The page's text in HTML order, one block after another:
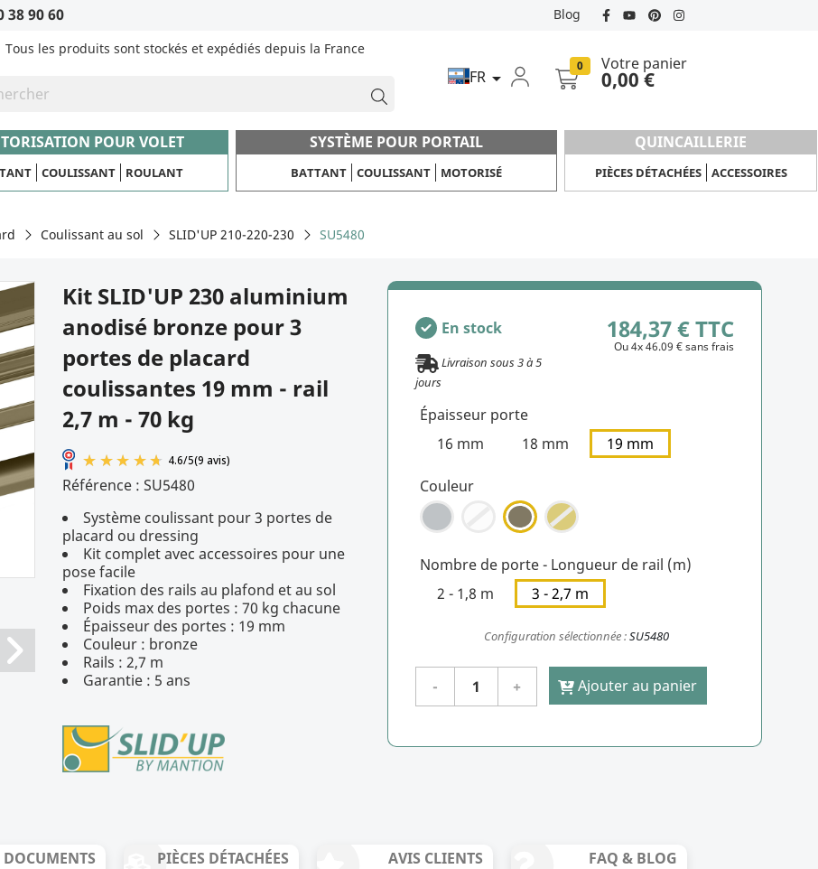
38 90 60
Blog
Tous les produits sont stockés et expédiés depuis la France
FR 
0 Votre panier
0,00 €
POUR VOLET
COULISSANT ROULANT
SYSTÈME POUR PORTAIL
BATTANT COULISSANT MOTORISÉ
QUINCAILLERIE
PIÈCES DÉTACHÉES ACCESSOIRES
Coulissant au sol SLID'UP 210-220-230 SU5480
Kit SLID'UP 230 aluminium
anodisé bronze pour 3
portes de placard
coulissantes 19 mm - rail
2,7 m - 70 kg
Référence :SU5480
Système coulissant pour 3 portes de
placard ou dressing
Kit complet avec accessoires pour une
pose facile
Fixation des rails au plafond et au sol
Poids max des portes : 70 kg chacune
Épaisseur des portes : 19 mm
Couleur : bronze
Rails : 2,7 m
Garantie : 5 ans
En stock
Livraison sous3à5
jours
184,37 € TTC
Ou 4x 46.09 € sans frais
Épaisseur porte
16 mm
18 mm 19 mm
Couleur
Nombre de porte - Longueur de rail (m)
2 - 1,8 m
3 - 2,7 m
Configuration sélectionnée :SU5480
Ajouter au panier
DOCUMENTS PIÈCES DÉTACHÉES AVIS CLIENTS FAQ & BLOG